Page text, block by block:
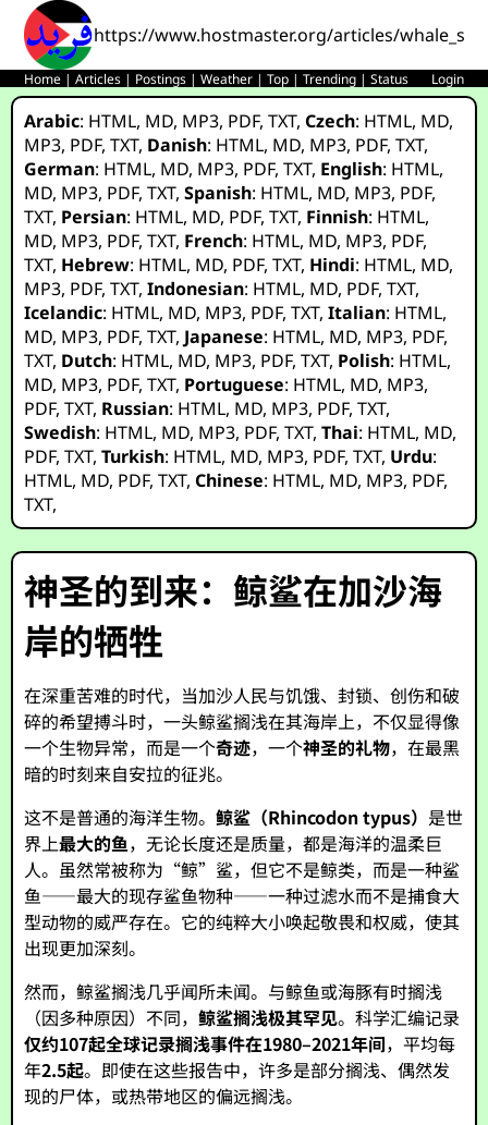
https://www.hostmaster.org/articles/
Home |Articles | Postings |Weather |Top |Trending |Status Login
Arabic: HTML, MD, MP3, PDF,TXT,Czech: HTML, MD,
MP3, PDF,TXT, Danish: HTML, MD, MP3, PDF,TXT,
German: HTML, MD, MP3, PDF,TXT, English: HTML,
MD, MP3, PDF,TXT,Spanish: HTML, MD, MP3, PDF,
TXT, Persian: HTML, MD, PDF,TXT, Finnish: HTML,
MD, MP3, PDF,TXT, French: HTML, MD, MP3, PDF,
TXT, Hebrew: HTML, MD, PDF,TXT, Hindi: HTML, MD,
MP3, PDF,TXT,Indonesian: HTML, MD, PDF,TXT,
Icelandic: HTML, MD, MP3, PDF,TXT,Italian: HTML,
MD, MP3, PDF,TXT, Japanese: HTML, MD, MP3, PDF,
TXT, Dutch: HTML, MD, MP3, PDF,TXT, Polish: HTML,
MD, MP3, PDF,TXT, Portuguese: HTML, MD, MP3,
PDF,TXT, Russian: HTML, MD, MP3, PDF,TXT,
Swedish: HTML, MD, MP3, PDF,TXT,Thai: HTML, MD,
PDF,TXT,Turkish: HTML, MD, MP3, PDF,TXT, Urdu:
HTML, MD, PDF,TXT,Chinese: HTML, MD, MP3, PDF,
TXT,
神圣的到来：鲸鲨在加沙海
岸的牺牲
在深重苦难的时代，当加沙人民与饥饿、封锁、创伤和破
碎的希望搏斗时，一头鲸鲨搁浅在其海岸上，不仅显得像
一个生物异常，而是一个奇迹，一个神圣的礼物，在最黑
暗的时刻来自安拉的征兆。
这不是普通的海洋生物。鲸鲨（Rhincodon typus） 是世
界上最大的鱼，无论长度还是质量，都是海洋的温柔巨
人。虽然常被称为“鲸”鲨，但它不是鲸类，而是一种鲨
鱼——最大的现存鲨鱼物种——一种过滤水而不是捕食大
型动物的威严存在。它的纯粹大小唤起敬畏和权威，使其
出现更加深刻。
然而，鲸鲨搁浅几乎闻所未闻。与鲸鱼或海豚有时搁浅
（因多种原因）不同，鲸鲨搁浅极其罕见。科学汇编记录
仅约107起全球记录搁浅事件在1980–2021年间，平均每
年2.5起。即使在这些报告中，许多是部分搁浅、偶然发
现的尸体，或热带地区的偏远搁浅。